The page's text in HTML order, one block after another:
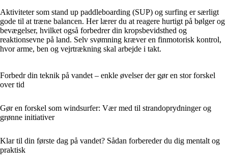
Aktiviteter som stand up paddleboarding (SUP) og surfing er særligt
gode til at træne balancen. Her lærer du at reagere hurtigt på bølger og
bevægelser, hvilket også forbedrer din kropsbevidsthed og
reaktionsevne på land. Selv svømning kræver en finmotorisk kontrol,
hvor arme, ben og vejrtrækning skal arbejde i takt.
Forbedr din teknik på vandet – enkle øvelser der gør en stor forskel
over tid
Gør en forskel som windsurfer: Vær med til strandoprydninger og
grønne initiativer
Klar til din første dag på vandet? Sådan forbereder du dig mentalt og
praktisk